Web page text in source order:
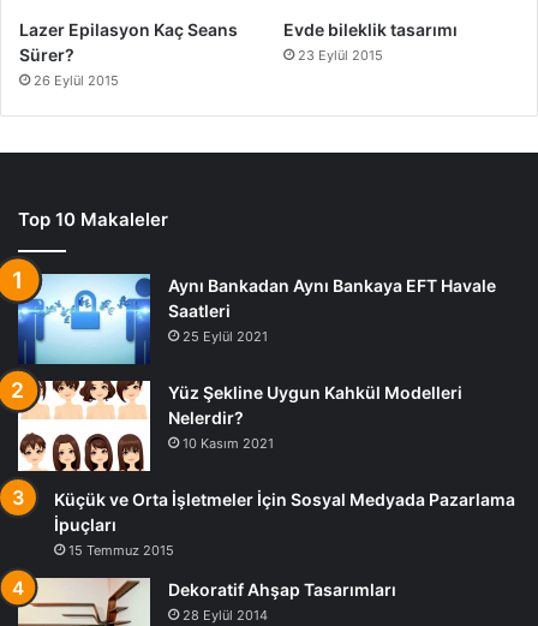
Lazer Epilasyon Kaç Seans
Sürer?
26 Eylül 2015
Evde bileklik tasarımı
23 Eylül 2015
Top 10 Makaleler
Aynı Bankadan Aynı Bankaya EFT Havale
Saatleri
25 Eylül 2021
Yüz Şekline Uygun Kahkül Modelleri
Nelerdir?
10 Kasım 2021
Küçük ve Orta İşletmeler İçin Sosyal Medyada Pazarlama
İpuçları
15 Temmuz 2015
Dekoratif Ahşap Tasarımları
28 Eylül 2014